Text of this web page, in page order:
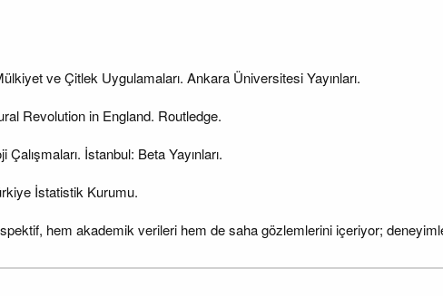
ve Çitlek Uygulamaları. Ankara Üniversitesi Yayınları.
Revolution in England. Routledge.
İstanbul: Beta Yayınları.
İstatistik Kurumu.
hem akademik verileri hem de saha gözlemlerini içeriyor;